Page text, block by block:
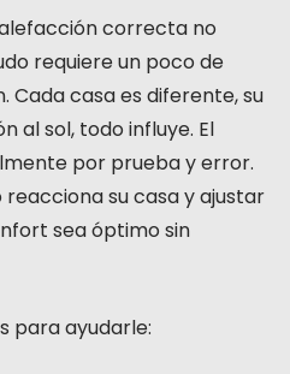
correcta no
requiere un poco de
Cada casa es diferente, su
al sol, todo influye. El
por prueba y error.
su casa y ajustar
sea óptimo sin
para ayudarle: